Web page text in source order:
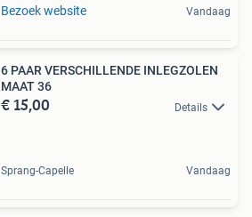
Bezoek website Vandaag
6 PAAR VERSCHILLENDE INLEGZOLEN
MAAT 36
€ 15,00 Details
Sprang-Capelle Vandaag